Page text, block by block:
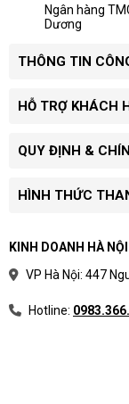
Ngân hàng
Dương
THÔNG TIN
HỖ TRỢ KHÁCH
QUY ĐỊNH &
HÌNH THỨC
KINH DOANH HÀ NỘI
VP Hà Nội: 447
Hotline: